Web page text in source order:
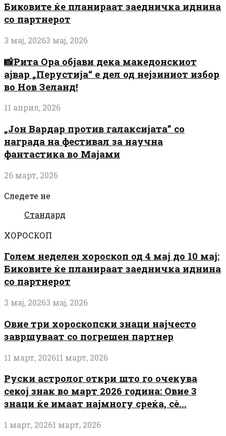
Биковите ќе планираат заедничка иднина
со партнерот
3 мај, 20263 мај, 2026
📸Рита Ора објави дека македонскиот
ајвар „Перустија“ е дел од нејзиниот избор
во Нов Зеланд!
11 април, 2026
„Јон Вардар против галаксијата” со
награда на фестивал за научна
фантастика во Мајами
26 март, 2026
Следете не
Стандард
ХОРОСКОП
Голем неделен хороскоп од 4 мај до 10 мај:
Биковите ќе планираат заедничка иднина
со партнерот
3 мај, 20263 мај, 2026
Овие три хороскопски знаци најчесто
завршуваат со погрешен партнер
11 март, 202611 март, 2026
Руски астролог откри што го очекува
секој знак во март 2026 година: Овие 3
знаци ќе имаат најмногу среќа, сè...
1 март, 20261 март, 2026